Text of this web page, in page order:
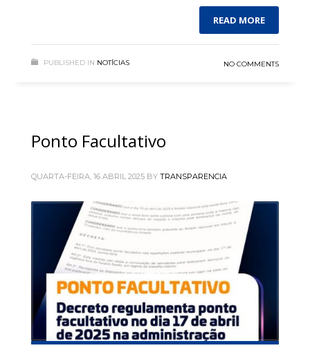
READ MORE
PUBLISHED IN NOTÍCIAS NO COMMENTS
Ponto Facultativo
QUARTA-FEIRA, 16 ABRIL 2025 BY TRANSPARENCIA